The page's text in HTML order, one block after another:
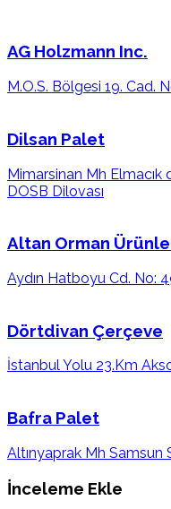
AG Holzmann Inc.
M.O.S. Bölgesi 19. Cad.
Dilsan Palet
Mimarsinan Mh
DOSB Dilovası
Altan Orman
Aydın Hatboyu Cd. No:
Dörtdivan Çerçeve
İstanbul Yolu 23.Km
Bafra Palet
Altınyaprak Mh Samsun
İnceleme Ekle